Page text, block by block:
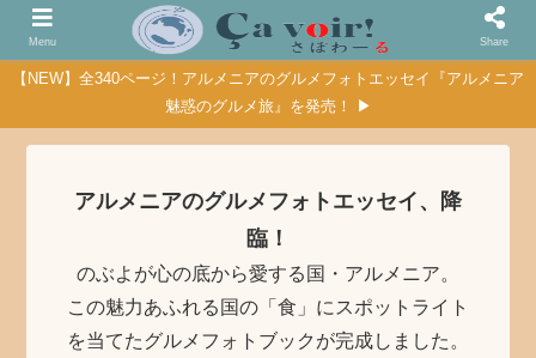
【NEW】全340ページ！アルメニアのグルメフォトエッセイ『アルメニア
魅惑のグルメ旅』を発売！ ▶
アルメニアのグルメフォトエッセイ、降
臨！
のぶよが心の底から愛する国・アルメニア。
この魅力あふれる国の「食」にスポットライト
を当てたグルメフォトブックが完成しました。
Menu Share